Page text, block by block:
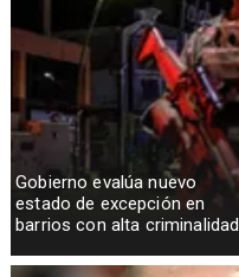
Gobierno evalúa nuevo
estado de excepción en
barrios con alta criminalidad